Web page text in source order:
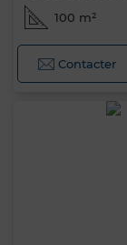
100 m²
Contacter